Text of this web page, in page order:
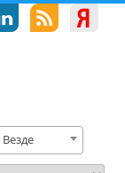
Везде